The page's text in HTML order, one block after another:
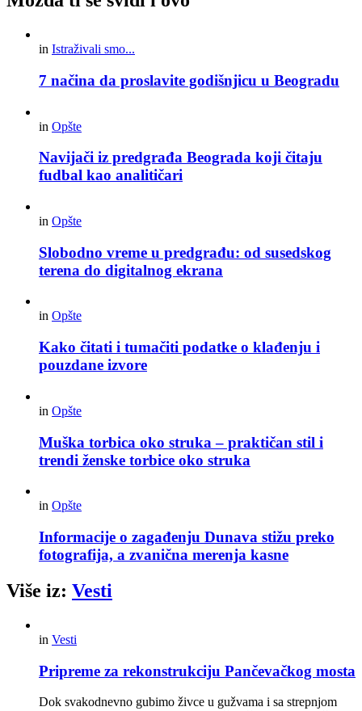
in Istraživali smo...
7 načina da proslavite godišnjicu u Beogradu
in Opšte
Navijači iz predgrađa Beograda koji čitaju
fudbal kao analitičari
in Opšte
Slobodno vreme u predgrađu: od susedskog
terena do digitalnog ekrana
in Opšte
Kako čitati i tumačiti podatke o klađenju i
pouzdane izvore
in Opšte
Muška torbica oko struka – praktičan stil i
trendi ženske torbice oko struka
in Opšte
Informacije o zagađenju Dunava stižu preko
fotografija, a zvanična merenja kasne
Više iz: Vesti
in Vesti
Pripreme za rekonstrukciju Pančevačkog mosta
Dok svakodnevno gubimo živce u gužvama i sa strepnjom